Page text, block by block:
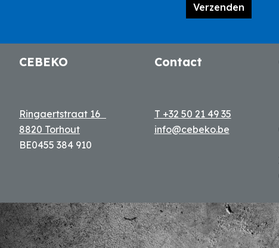
Verzenden
CEBEKO
Ringaertstraat 16
8820 Torhout
BE0455 384 910
Contact
T +32 50 21 49 35
info@cebeko.be